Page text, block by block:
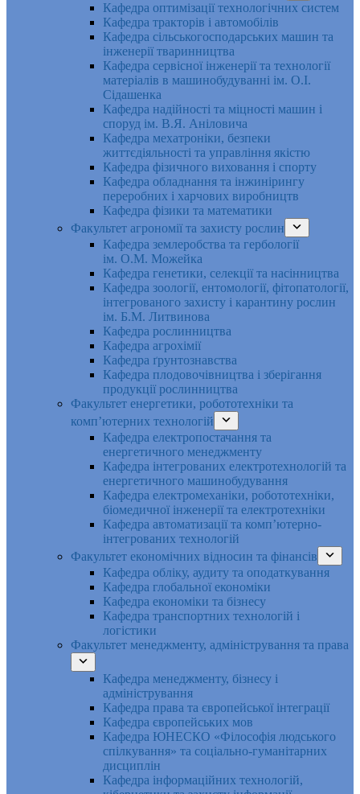
Кафедра оптимізації технологічних систем
Кафедра тракторів і автомобілів
Кафедра сільськогосподарських машин та
інженерії тваринництва
Кафедра cервісної інженерії та технології
матеріалів в машинобудуванні ім. О.І.
Сідашенка
Кафедра надійності та міцності машин і
споруд ім. В.Я. Аніловича
Кафедра мехатроніки, безпеки
життєдіяльності та управління якістю
Кафедра фізичного виховання і спорту
Кафедра обладнання та інжинірингу
переробних і харчових виробництв
Кафедра фізики та математики
Факультет агрономії та захисту рослин
Кафедра землеробства та гербології
ім. О.М. Можейка
Кафедра генетики, селекції та насінництва
Кафедра зоології, ентомології, фітопатології,
інтегрованого захисту і карантину рослин
ім. Б.М. Литвинова
Кафедра рослинництва
Кафедра агрохімії
Кафедра ґрунтознавства
Кафедра плодовочівництва і зберігання
продукції рослинництва
Факультет енергетики, робототехніки та
комп’ютерних технологій
Кафедра електропостачання та
енергетичного менеджменту
Кафедра інтегрованих електротехнологій та
енергетичного машинобудування
Кафедра електромеханіки, робототехніки,
біомедичної інженерії та електротехніки
Кафедра автоматизації та комп’ютерно-
інтегрованих технологій
Факультет економічних відносин та фінансів
Кафедра обліку, аудиту та оподаткування
Кафедра глобальної економіки
Кафедра економіки та бізнесу
Кафедра транспортних технологій і
логістики
Факультет менеджменту, адміністрування та права
Кафедра менеджменту, бізнесу і
адміністрування
Кафедра права та європейської інтеграції
Кафедра європейських мов
Кафедра ЮНЕСКО «Філософія людського
спілкування» та соціально-гуманітарних
дисциплін
Кафедра інформаційних технологій,